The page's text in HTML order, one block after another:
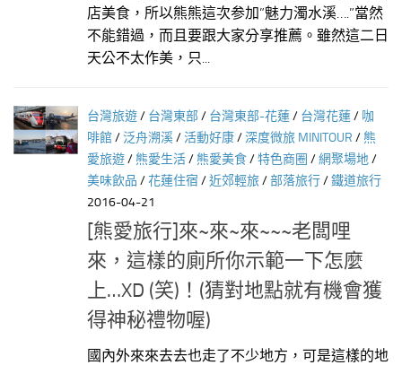
店美食，所以熊熊這次参加”魅力濁水溪….”當然
不能錯過，而且要跟大家分享推薦。雖然這二日
天公不太作美，只...
台灣旅遊/ 台灣東部 / 台灣東部-花蓮/ 台灣花蓮/ 咖
啡館/泛舟溯溪 /活動好康/深度微旅 MINITOUR / 熊
愛旅遊/ 熊愛生活/ 熊愛美食/特色商圈 /網聚場地/
美味飲品 /花蓮住宿 /近郊輕旅/部落旅行/鐵道旅行
2016-04-21
[熊愛旅行]來~來~來~~~老闆哩
來，這樣的廁所你示範一下怎麼
上…XD (笑)！(猜對地點就有機會獲
得神秘禮物喔)
國內外來來去去也走了不少地方，可是這樣的地